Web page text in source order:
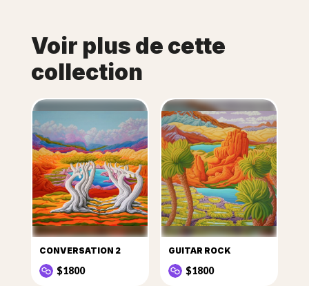
Voir plus de cette
collection
CONVERSATION 2
$1800
GUITAR ROCK
$1800